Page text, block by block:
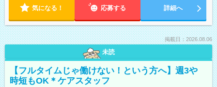
気になる！ 応募する 詳細へ
掲載日：2026.08.06
未読
【フルタイムじゃ働けない！という方へ】週3や
時短もOK＊ケアスタッフ